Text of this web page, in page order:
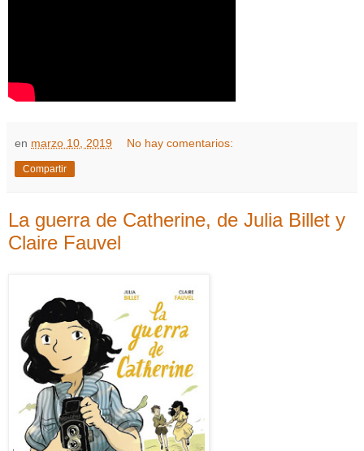
en marzo 10, 2019 No hay comentarios:
Compartir
La guerra de Catherine, de Julia Billet y
Claire Fauvel